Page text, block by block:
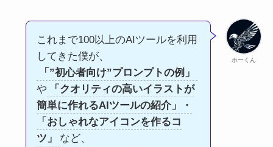
ホーくん
これまで100以上のAIツールを利用
してきた僕が、
「”初心者向け”プロンプトの例」
や
「クオリティの高いイラストが
簡単に作れるAIツールの紹介」・
「おしゃれなアイコンを作るコ
ツ」
など、